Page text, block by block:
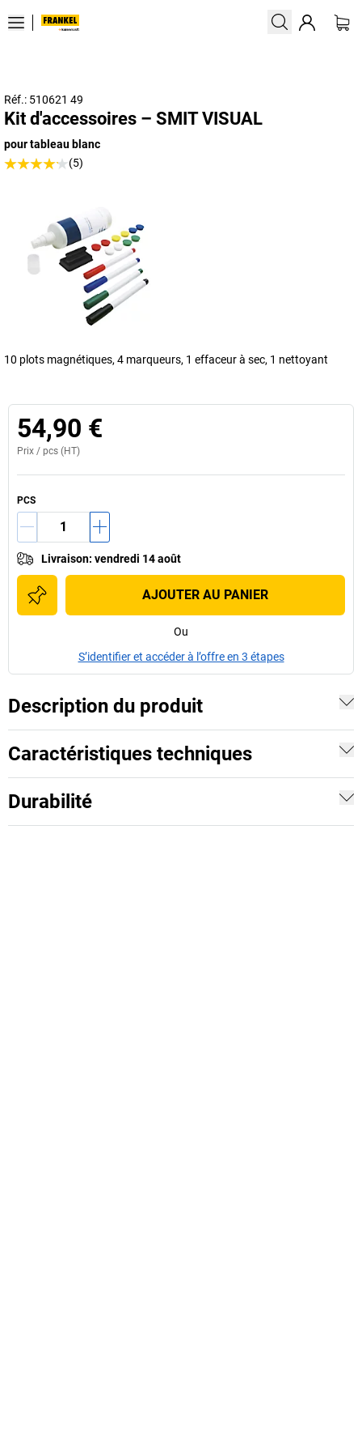
Réf.: 510621 49
Kit d'accessoires – SMIT VISUAL
pour tableau blanc
(5)
10 plots magnétiques, 4 marqueurs, 1 effaceur à sec, 1 nettoyant
54,90 €
Prix / pcs (HT)
PCS
Livraison: vendredi 14 août
AJOUTER AU PANIER
Ou
S’identifier et accéder à l’offre en 3 étapes
Description du produit
Caractéristiques techniques
Durabilité